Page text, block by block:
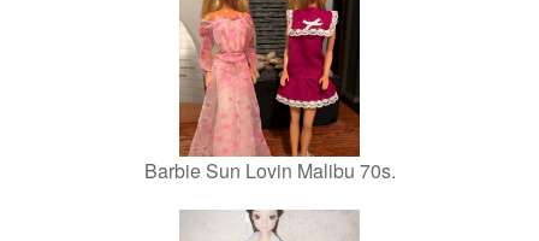
Barbie Sun Lovin Malibu 70s.